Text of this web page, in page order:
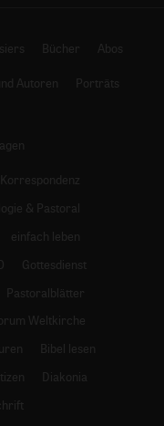
Bücher Abos
Autoren
Porträts
& Pastoral
einfach leben
Gottesdienst
Pastoralblätter
Weltkirche
Bibel lesen
Diakonia